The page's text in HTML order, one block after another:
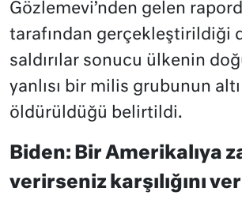
Gözlemevi’nden gelen
tarafından gerçekleştirildiği
saldırılar sonucu ülkenin
yanlısı bir milis grubunun
öldürüldüğü belirtildi.
Biden: Bir Amerikalıya
verirseniz karşılığını